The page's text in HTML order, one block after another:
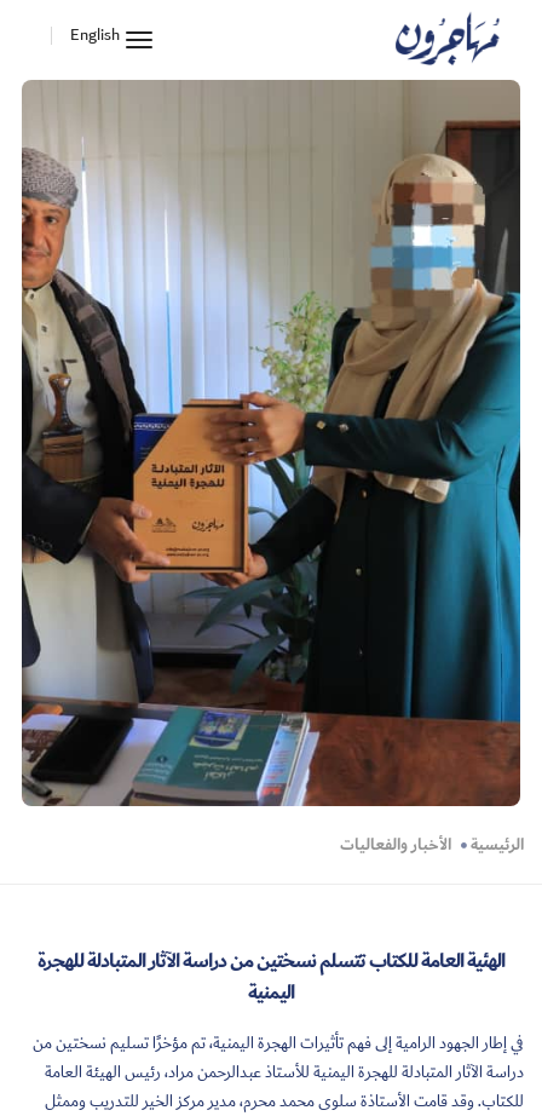
toggle
English
الرئيسية الأخبار والفعاليات
الهئية العامة للكتاب تتسلم نسختين من دراسة الآثار المتبادلة للهجرة
اليمنية
في إطار الجهود الرامية إلى فهم تأثيرات الهجرة اليمنية، تم مؤخرًا تسليم نسختين من
دراسة الآثار المتبادلة للهجرة اليمنية للأستاذ عبدالرحمن مراد، رئيس الهيئة العامة
للكتاب. وقد قامت الأستاذة سلوى محمد محرم، مدير مركز الخير للتدريب وممثل